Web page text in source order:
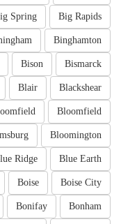
Big Rapids
Spring
Binghamton
Bismarck
Bison
Blackshear
Blair
Bloomfield
Bloomington
Blue Earth
Ridge
Boise City
Boise
Bonham
Bonifay